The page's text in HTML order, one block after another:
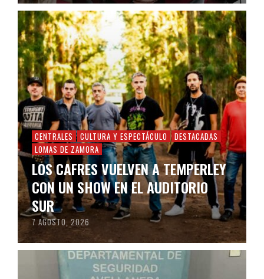
CENTRALES CULTURA Y ESPECTÁCULO
DESTACADAS
LOMAS DE ZAMORA
LOS CAFRES VUELVEN A TEMPERLEY
CON UN SHOW EN EL AUDITORIO
SUR
7 AGOSTO, 2026